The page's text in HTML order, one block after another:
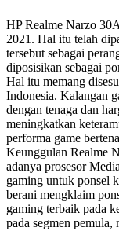
HP Realme Narzo
2021. Hal itu telah
tersebut sebagai
diposisikan sebagai
Hal itu memang
Indonesia. Kalangan
dengan tenaga dan
meningkatkan
performa game
Keunggulan Realme
adanya prosesor
gaming untuk ponsel
berani mengklaim
gaming terbaik pada
pada segmen